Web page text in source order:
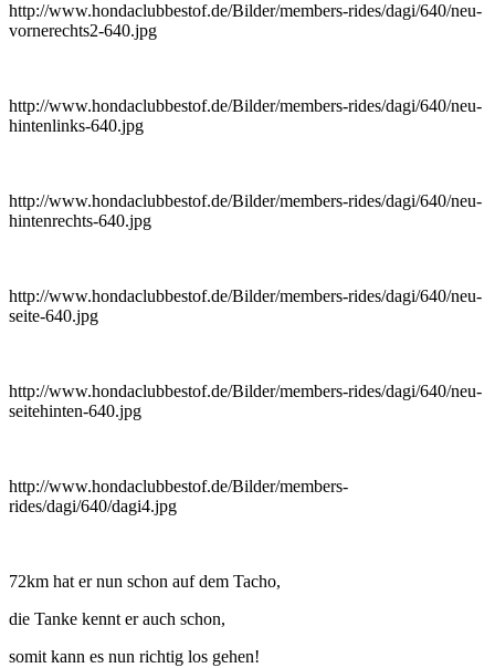
http://www.hondaclubbestof.de/Bilder/members-rides/dagi/640/neu-
vornerechts2-640.jpg
http://www.hondaclubbestof.de/Bilder/members-rides/dagi/640/neu-
hintenlinks-640.jpg
http://www.hondaclubbestof.de/Bilder/members-rides/dagi/640/neu-
hintenrechts-640.jpg
http://www.hondaclubbestof.de/Bilder/members-rides/dagi/640/neu-
seite-640.jpg
http://www.hondaclubbestof.de/Bilder/members-rides/dagi/640/neu-
seitehinten-640.jpg
http://www.hondaclubbestof.de/Bilder/members-
rides/dagi/640/dagi4.jpg
72km hat er nun schon auf dem Tacho,
die Tanke kennt er auch schon,
somit kann es nun richtig los gehen!